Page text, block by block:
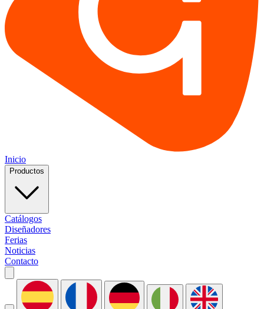
Inicio
Productos
Catálogos
Diseñadores
Ferias
Noticias
Contacto